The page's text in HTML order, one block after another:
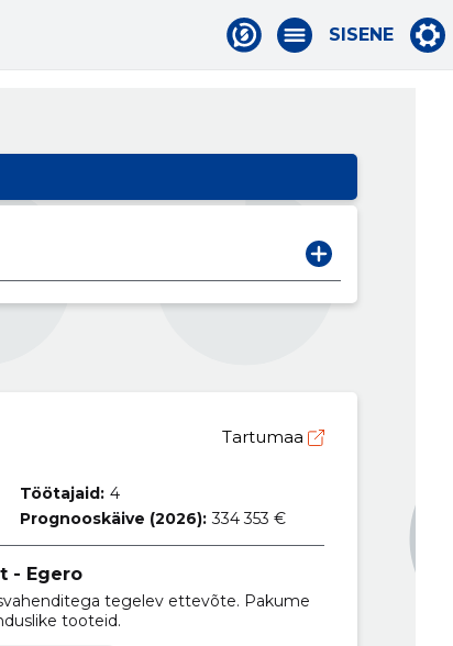
SISENE
Tartumaa
Töötajaid: 4
Prognooskäive (2026): 334 353 €
- Egero
tegelev ettevõte. Pakume
tooteid.